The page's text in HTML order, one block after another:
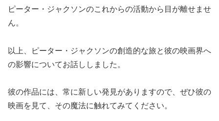
ピーター・ジャクソンのこれからの活動から目が離せませ
ん。
以上、ピーター・ジャクソンの創造的な旅と彼の映画界へ
の影響についてお話ししました。
彼の作品には、常に新しい発見がありますので、ぜひ彼の
映画を見て、その魔法に触れてみてください。